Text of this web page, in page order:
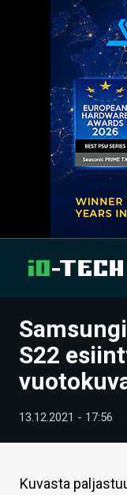
UUTISET
ARTIKKELIT
VIDEOT
TECHBBS
TIETOA
S22
13.12.2021 - 17:56
Kuvasta